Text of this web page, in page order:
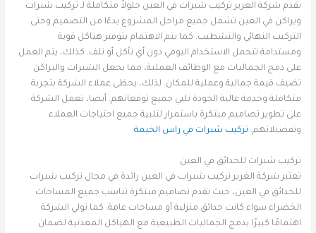
تقدم شركة الغرير تركيب شبرات في العين حلولاً متكاملة لـ تركيب شبرات
وبراكن في العين تشمل جميع مراحل المشروع بدءًا من التصميم وحتى
التركيب النهائي والتشطيب. كما يتم الاهتمام بتوفير هياكل قوية
ومستدامة تتحمل الاستخدام اليومي دون أي تآكل أو تلف. كذلك، يتم العمل
على دمج الجماليات مع الوظائف العملية، مما يجعل الشبرات والبراكن
تضيف قيمة جمالية وعملية للمكان. لذلك، يحظى عملاء الشركة بتجربة
متكاملة وخدمة عالية الجودة تلبي جميع توقعاتهم. أيضا، تعمل الشركة
على تطوير تصاميم مبتكرة باستمرار لتلبية جميع احتياجات العملاء
وتفضيلاتهم. تركيب شبرات في راس الخيمة
تركيب شبرات للحدائق في العين
تعتبر شركة الغرير تركيب شبرات في العين رائدة في مجال تركيب شبرات
للحدائق في العين، حيث تقدم تصاميم مبتكرة تناسب جميع المساحات
الخضراء سواء كانت حدائق منزلية أو مساحات عامة. كما تولي الشركة
اهتمامًا كبيرًا بدمج الجماليات الطبيعية مع الهياكل المعدنية لضمان